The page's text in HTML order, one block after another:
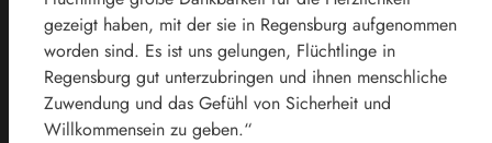
gezeigt haben, mit der sie in Regensburg aufgenommen
worden sind. Es ist uns gelungen, Flüchtlinge in
Regensburg gut unterzubringen und ihnen menschliche
Zuwendung und das Gefühl von Sicherheit und
Willkommensein zu geben.“